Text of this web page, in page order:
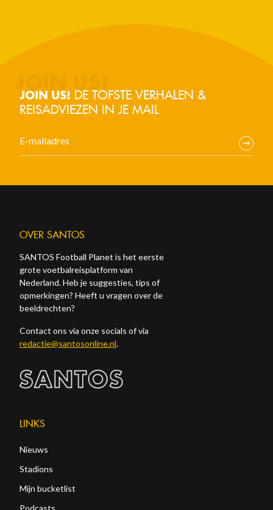
JOIN US! DE TOFSTE VERHALEN &
REISADVIEZEN IN JE MAIL
OVER SANTOS
SANTOS Football Planet is het eerste
grote voetbalreisplatform van
Nederland. Heb je suggesties, tips of
opmerkingen? Heeft u vragen over de
beeldrechten?
Contact ons via onze socials of via
redactie@santosonline.nl.
LINKS
Nieuws
Stadions
Mijn bucketlist
Podcasts